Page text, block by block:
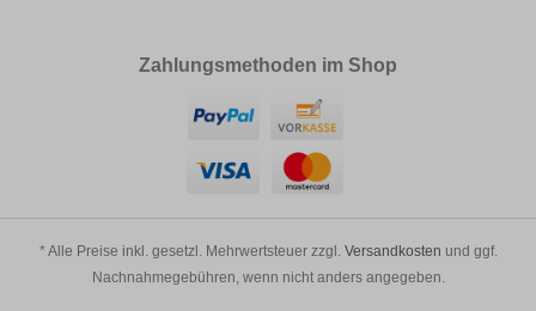
Zahlungsmethoden im Shop
* Alle Preise inkl. gesetzl. Mehrwertsteuer zzgl. Versandkosten und ggf.
Nachnahmegebühren, wenn nicht anders angegeben.